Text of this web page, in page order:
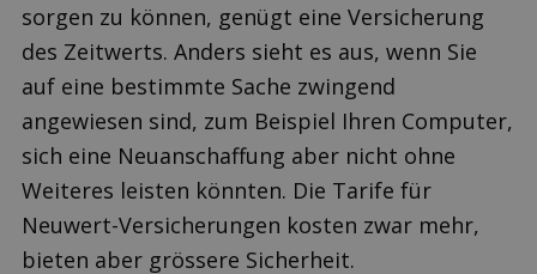
sorgen zu können, genügt eine Versicherung
des Zeitwerts. Anders sieht es aus, wenn Sie
auf eine bestimmte Sache zwingend
angewiesen sind, zum Beispiel Ihren Computer,
sich eine Neuanschaffung aber nicht ohne
Weiteres leisten könnten. Die Tarife für
Neuwert-Versicherungen kosten zwar mehr,
bieten aber grössere Sicherheit.